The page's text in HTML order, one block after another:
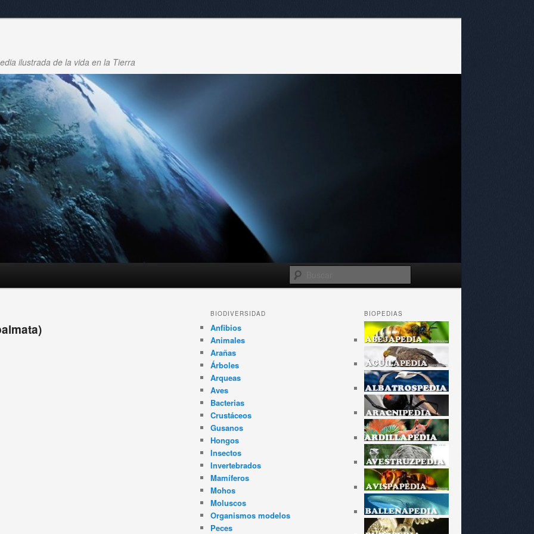
ilustrada de la vida en la Tierra
Navegador
de
artículos
BIOPEDIAS
BIODIVERSIDAD
Anfibios
Animales
Arañas
Árboles
Arqueas
Aves
Bacterias
Crustáceos
Gusanos
Hongos
Insectos
Invertebrados
Mamíferos
Mohos
Moluscos
Organismos modelos
Peces